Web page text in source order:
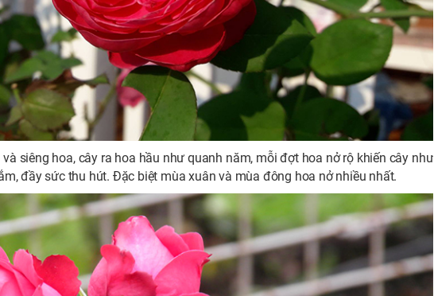
và siêng hoa, cây ra hoa hầu như quanh năm, mỗi đợt hoa nở rộ khiến cây như
đầy sức thu hút. Đặc biệt mùa xuân và mùa đông hoa nở nhiều nhất.